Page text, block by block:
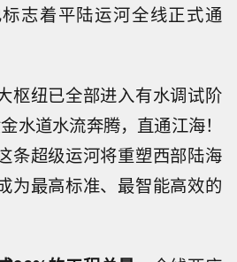
志着平陆运河全线正式通
枢纽已全部进入有水调试阶
水道水流奔腾，直通江海！
条超级运河将重塑西部陆海
为最高标准、最智能高效的